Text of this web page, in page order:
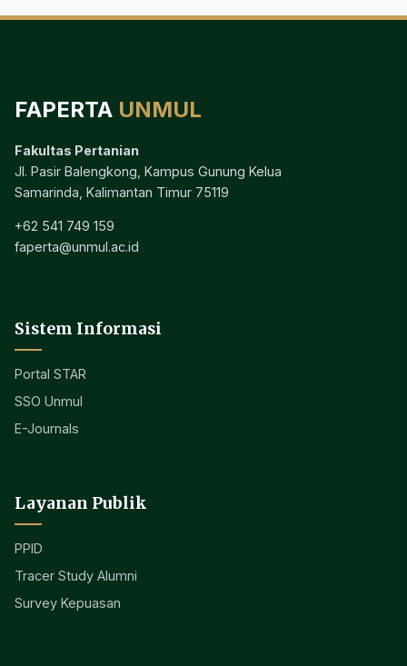
FAPERTA UNMUL
Fakultas Pertanian
Jl. Pasir Balengkong, Kampus Gunung Kelua
Samarinda, Kalimantan Timur 75119
+62 541 749 159
faperta@unmul.ac.id
Sistem Informasi
Portal STAR
SSO Unmul
E-Journals
Layanan Publik
PPID
Tracer Study Alumni
Survey Kepuasan